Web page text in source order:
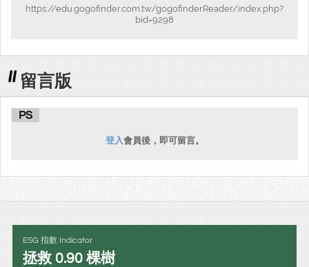
https://edu.gogofinder.com.tw/gogofinderReader/index.php?
bid=9298
留言版
PS
登入會員後，即可留言。
ESG 指數 Indicator
拯救 0.90 棵樹